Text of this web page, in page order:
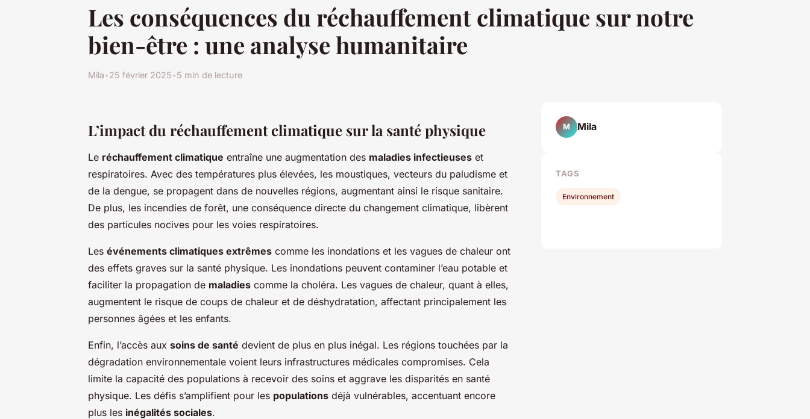
Les conséquences du réchauffement climatique sur notre
bien-être : une analyse humanitaire
Mila•25 février 2025•5 min de lecture
L’impact du réchauffement climatique sur la santé physique
Le réchauffement climatique entraîne une augmentation des maladies infectieuses et
respiratoires. Avec des températures plus élevées, les moustiques, vecteurs du paludisme et
de la dengue, se propagent dans de nouvelles régions, augmentant ainsi le risque sanitaire.
De plus, les incendies de forêt, une conséquence directe du changement climatique, libèrent
des particules nocives pour les voies respiratoires.
Les événements climatiques extrêmes comme les inondations et les vagues de chaleur ont
des effets graves sur la santé physique. Les inondations peuvent contaminer l’eau potable et
faciliter la propagation de maladies comme la choléra. Les vagues de chaleur, quant à elles,
augmentent le risque de coups de chaleur et de déshydratation, affectant principalement les
personnes âgées et les enfants.
Enfin, l’accès aux soins de santé devient de plus en plus inégal. Les régions touchées par la
dégradation environnementale voient leurs infrastructures médicales compromises. Cela
limite la capacité des populations à recevoir des soins et aggrave les disparités en santé
physique. Les défis s’amplifient pour les populations déjà vulnérables, accentuant encore
plus les inégalités sociales.
M Mila
TAGS
Environnement